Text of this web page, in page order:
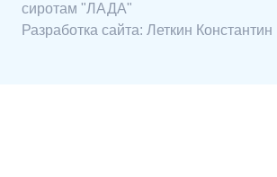
сиротам "ЛАДА"
Разработка сайта: Леткин Константин